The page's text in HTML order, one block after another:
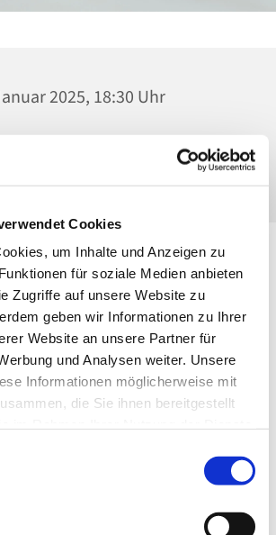
Cookies
um Inhalte und Anzeigen zu
für soziale Medien anbieten
Zugriffe auf unsere Website zu
geben wir Informationen zu Ihrer
Website an unsere Partner für
und Analysen weiter. Unsere
Informationen möglicherweise mit
die Sie ihnen bereitgestellt
2025, 18:30 Uhr
Klosterkirche, Greifswalder